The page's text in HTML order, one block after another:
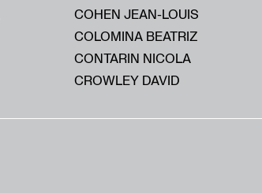
COHEN JEAN-LOUIS
COLOMINA BEATRIZ
CONTARIN NICOLA
CROWLEY DAVID